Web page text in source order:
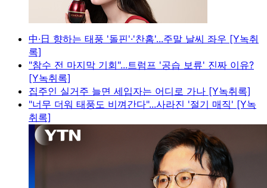
中·日 향하는 태풍 '돌핀'·'찬홈'...주말 날씨 좌우 [Y녹취
록]
"참수 전 마지막 기회"...트럼프 '공습 보류' 진짜 이유?
[Y녹취록]
집주인 실거주 늘면 세입자는 어디로 가나 [Y녹취록]
"너무 더워 태풍도 비껴간다"...사라진 '절기 매직' [Y녹
취록]